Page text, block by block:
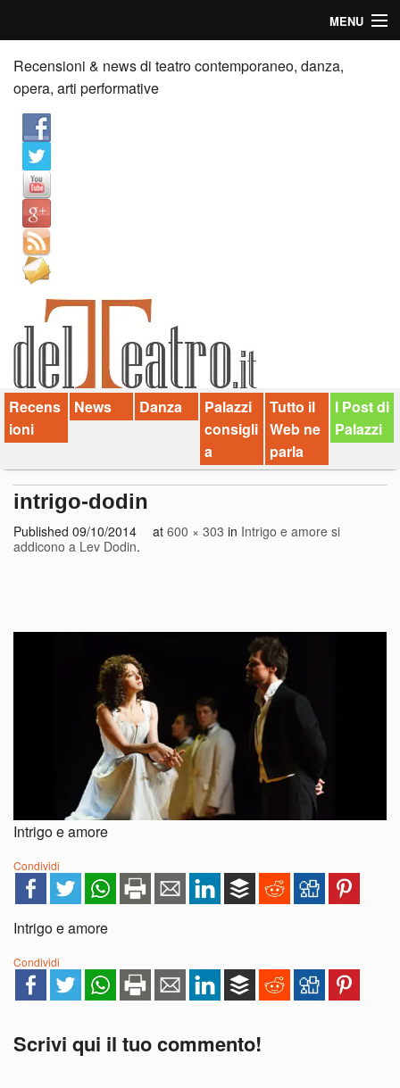
MENU
Home
Recensioni
Anticipazioni
News
Palazzi consiglia
Video
Chi siamo
Contatti
dT in English
Recensioni & news di teatro contemporaneo, danza,
opera, arti performative
Recens
ioni
News Danza
Palazzi
consigli
a
Tutto il
Web ne
parla
I Post di
Palazzi
intrigo-dodin
Published 09/10/2014 at 600 × 303 in Intrigo e amore si
addicono a Lev Dodin.
Intrigo e amore
Condividi
Intrigo e amore
Condividi
Scrivi qui il tuo commento!